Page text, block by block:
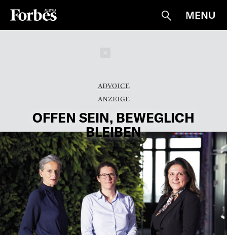
Suche
MENU
ADVOICE
OFFEN SEIN, BEWEGLICH
BLEIBEN